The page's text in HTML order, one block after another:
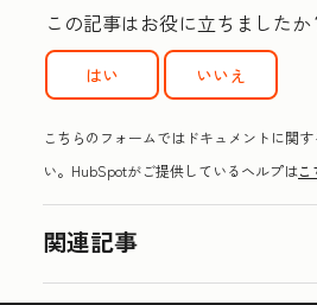
この記事はお役に立ちましたか
はい いいえ
こちらのフォームではドキュメントに関
い。HubSpotがご提供しているヘルプはこ
関連記事